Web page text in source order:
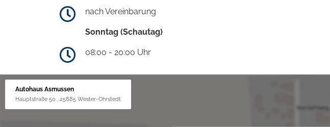
nach Vereinbarung
Sonntag (Schautag)
08:00 - 20:00 Uhr
Autohaus Asmussen
Hauptstraße 50 , 25885 Wester-Ohrstedt